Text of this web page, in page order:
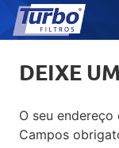
DEIXE
O seu
Campos